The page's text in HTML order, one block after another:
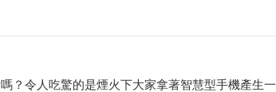
？令人吃驚的是煙火下大家拿著智慧型手機產生一